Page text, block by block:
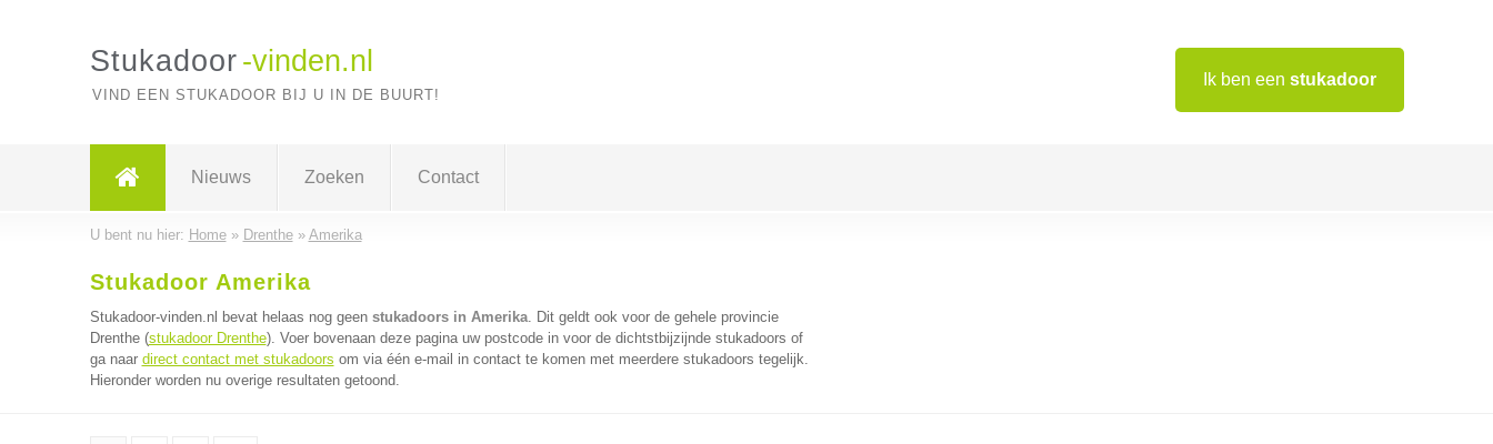
Ik ben een stukadoor
Stukadoor -vinden.nl
VIND EEN STUKADOOR BIJ U IN DE BUURT!
Nieuws Zoeken Contact
U bent nu hier: Home» Drenthe» Amerika
Stukadoor Amerika
Stukadoor-vinden.nl bevat helaas nog geen stukadoors in Amerika. Dit geldt ook voor de gehele provincie
Drenthe (stukadoor Drenthe). Voer bovenaan deze pagina uw postcode in voor de dichtstbijzijnde stukadoors of
ga naar direct contact met stukadoors om via één e-mail in contact te komen met meerdere stukadoors tegelijk.
Hieronder worden nu overige resultaten getoond.